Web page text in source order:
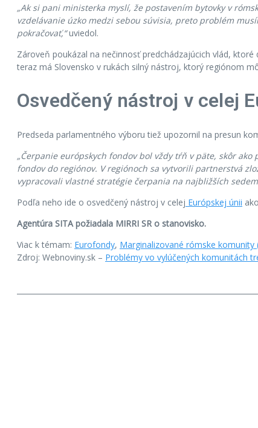
„Ak si pani ministerka myslí, že postavením bytovky v
vzdelávanie úzko medzi sebou súvisia, preto problém
pokračovať,“uviedol.
Zároveň poukázal na nečinnosť predchádzajúcich vlád,
teraz má Slovensko v rukách silný nástroj, ktorý regiónom
Osvedčený nástroj v celej
Predseda parlamentného výboru tiež upozornil na presun
„Čerpanie európskych fondov bol vždy tŕň v päte, skôr
fondov do regiónov. V regiónoch sa vytvorili partnerstvá
vypracovali vlastné stratégie čerpania na najbližších sedem
Podľa neho ide o osvedčený nástroj v celej Európskej únii
Agentúra SITA požiadala MIRRI SR o stanovisko.
Viac k témam: Eurofondy, Marginalizované rómske komunity
Zdroj: Webnoviny.sk – Problémy vo vylúčených komunitách